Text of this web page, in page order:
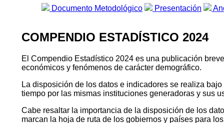
Documento Metodológico Presentación
COMPENDIO ESTADÍSTICO 2024
El Compendio Estadístico 2024 es una publicación
económicos y fenómenos de carácter demográfico.
La disposición de los datos e indicadores se realiza
tiempo por las mismas instituciones generadoras y sus
Cabe resaltar la importancia de la disposición de los
marcan la hoja de ruta de los gobiernos y países para